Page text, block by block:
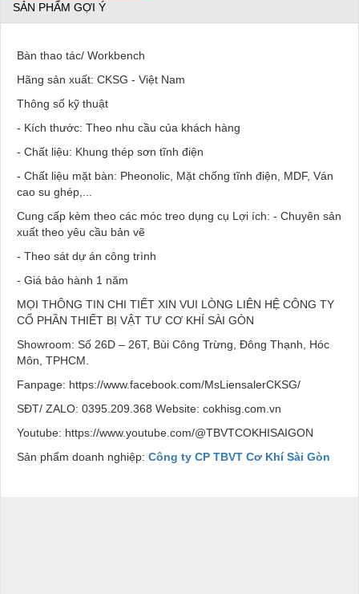
SẢN PHẨM GỢI Ý
Bàn thao tác/ Workbench
Hãng sản xuất: CKSG - Việt Nam
Thông số kỹ thuật
- Kích thước: Theo nhu cầu của khách hàng
- Chất liệu: Khung thép sơn tĩnh điện
- Chất liệu mặt bàn: Pheonolic, Mặt chống tĩnh điện, MDF, Ván
cao su ghép,...
Cung cấp kèm theo các móc treo dụng cụ Lợi ích: - Chuyên sản
xuất theo yêu cầu bản vẽ
- Theo sát dự án công trình
- Giá bảo hành 1 năm
MỌI THÔNG TIN CHI TIẾT XIN VUI LÒNG LIÊN HỆ CÔNG TY
CỔ PHẦN THIẾT BỊ VẬT TƯ CƠ KHÍ SÀI GÒN
Showroom: Số 26D – 26T, Bùi Công Trừng, Đông Thạnh, Hóc
Môn, TPHCM.
Fanpage: https://www.facebook.com/MsLiensalerCKSG/
SĐT/ ZALO: 0395.209.368 Website: cokhisg.com.vn
Youtube: https://www.youtube.com/@TBVTCOKHISAIGON
Sản phẩm doanh nghiệp: Công ty CP TBVT Cơ Khí Sài Gòn